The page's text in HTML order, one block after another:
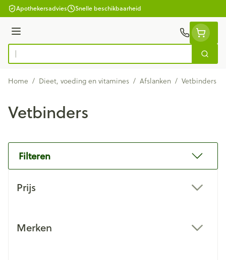
Ga naar de inhoud
Apothekersadvies Snelle beschikbaarheid
Menu
Product, merk, categorie...
Zoek
Home / Dieet, voeding en vitamines / Afslanken / Vetbinders
Vetbinders
Filteren
Prijs
Merken